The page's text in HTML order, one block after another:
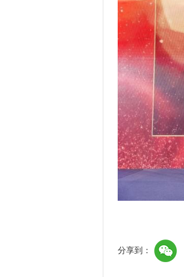
分享到：